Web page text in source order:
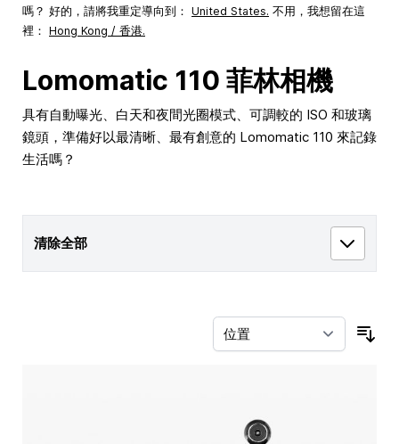
嗎？ 好的，請將我重定導向到： United States. 不用，我想留在這
裡： Hong Kong / 香港.
Lomomatic 110 菲林相機
具有自動曝光、白天和夜間光圈模式、可調較的 ISO 和玻璃
鏡頭，準備好以最清晰、最有創意的 Lomomatic 110 來記錄
生活嗎？
清除全部